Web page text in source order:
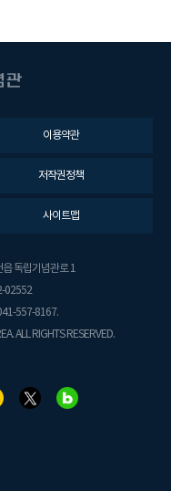
이용약관
저작권정책
사이트맵
독립기념관로 1
02552
557-8167.
ALL RIGHTS RESERVED.